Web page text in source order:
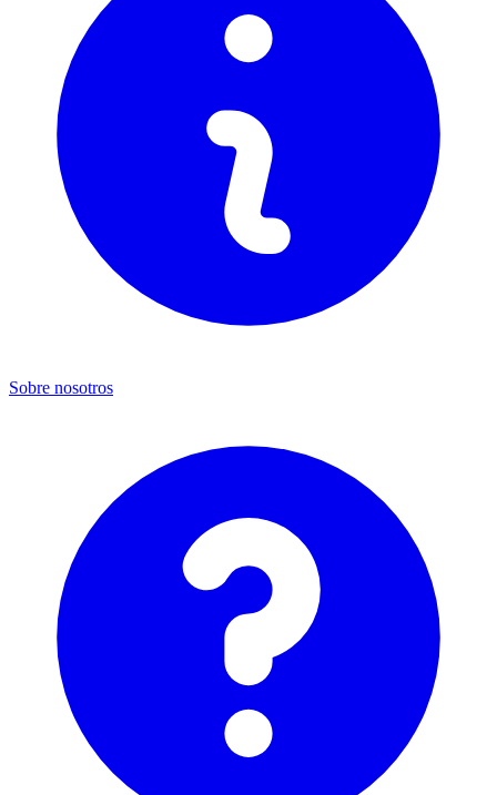
Sobre nosotros